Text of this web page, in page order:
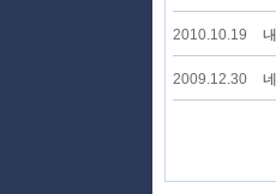
2010.10.19
2009.12.30